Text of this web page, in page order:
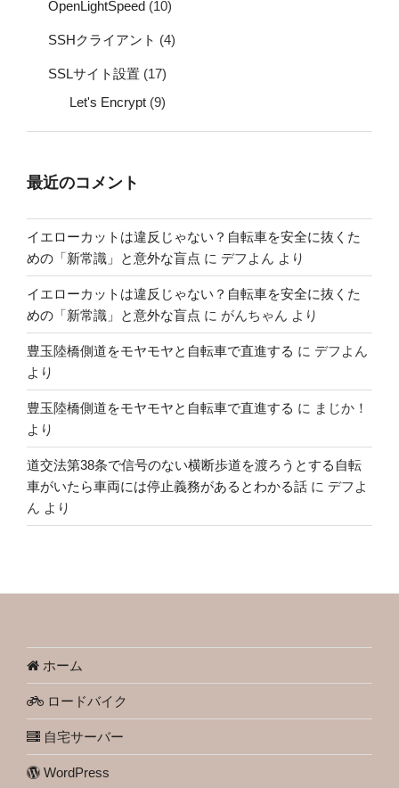
OpenLightSpeed (10)
SSHクライアント (4)
SSLサイト設置 (17)
Let's Encrypt (9)
最近のコメント
イエローカットは違反じゃない？自転車を安全に抜くた
めの「新常識」と意外な盲点 に デフよん より
イエローカットは違反じゃない？自転車を安全に抜くた
めの「新常識」と意外な盲点 に がんちゃん より
豊玉陸橋側道をモヤモヤと自転車で直進する に デフよん
より
豊玉陸橋側道をモヤモヤと自転車で直進する に まじか！
より
道交法第38条で信号のない横断歩道を渡ろうとする自転
車がいたら車両には停止義務があるとわかる話 に デフよ
ん より
ホーム
ロードバイク
自宅サーバー
WordPress